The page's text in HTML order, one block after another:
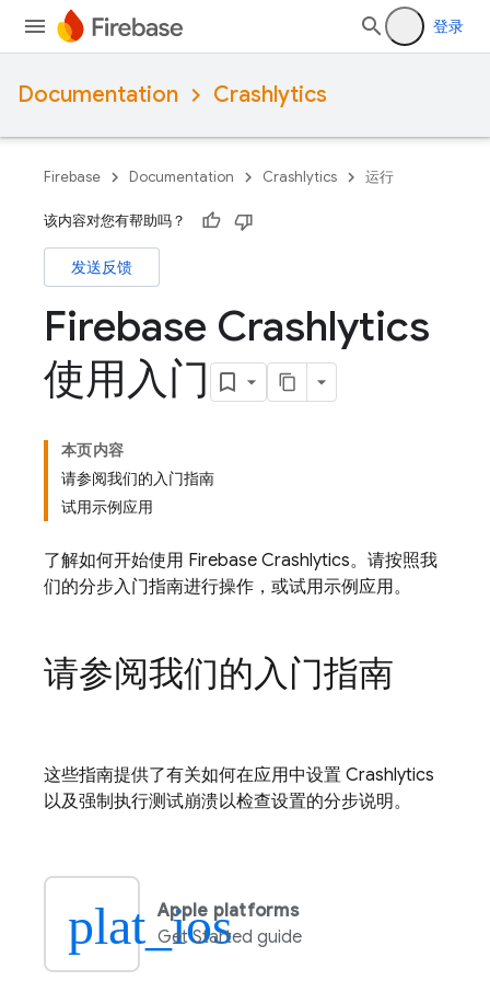
登录
Documentation Crashlytics
Firebase Documentation Crashlytics 运行
该内容对您有帮助吗？
发送反馈
Firebase Crashlytics
使用入门
本页内容
请参阅我们的入门指南
试用示例应用
了解如何开始使用 Firebase Crashlytics。请按照我
们的分步入门指南进行操作，或试用示例应用。
请参阅我们的入门指南
这些指南提供了有关如何在应用中设置 Crashlytics
以及强制执行测试崩溃以检查设置的分步说明。
plat_ios
Apple platforms
Get Started guide